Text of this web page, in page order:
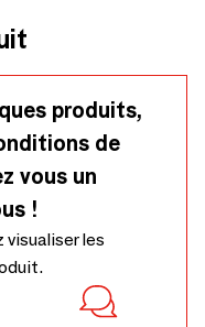
produits,
de
vous un
!
visualiser les